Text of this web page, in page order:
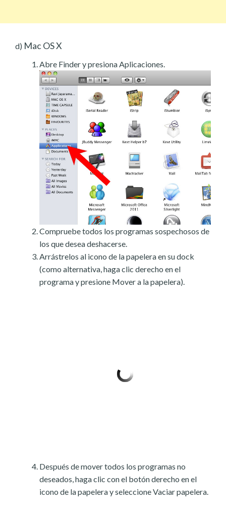
d) Mac OS X
Abre Finder y presiona Aplicaciones.
Compruebe todos los programas sospechosos de
los que desea deshacerse.
Arrástrelos al icono de la papelera en su dock
(como alternativa, haga clic derecho en el
programa y presione Mover a la papelera).
Después de mover todos los programas no
deseados, haga clic con el botón derecho en el
icono de la papelera y seleccione Vaciar papelera.